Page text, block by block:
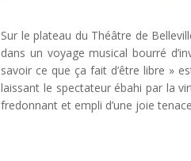
Sur le plateau du Théâtre de
dans un voyage musical bourré
savoir ce que ça fait d’être libre »
laissant le spectateur ébahi par la
fredonnant et empli d’une joie